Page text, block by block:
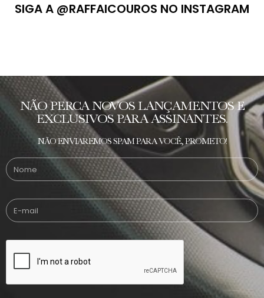
SIGA A @RAFFAICOUROS NO INSTAGRAM
NÃO PERCA NOVOS LANÇAMENTOS E
EXCLUSIVOS PARA ASSINANTES.
NÃO ENVIAREMOS SPAM PARA VOCÊ, PROMETO!